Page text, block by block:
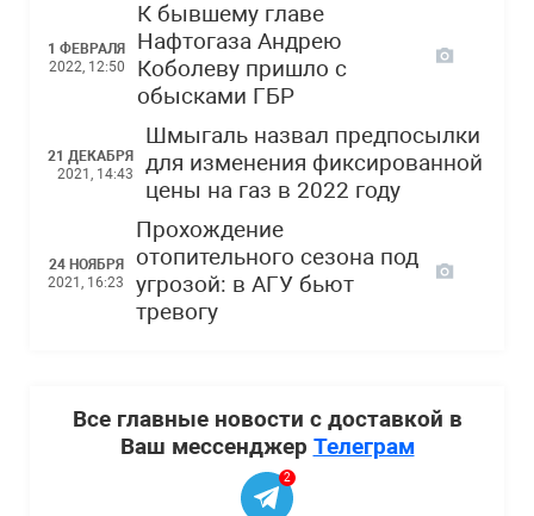
1 ФЕВРАЛЯ
2022, 12:50
К бывшему главе
Нафтогаза Андрею
Коболеву пришло с
обысками ГБР
21 ДЕКАБРЯ
2021, 14:43
Шмыгаль назвал предпосылки
для изменения фиксированной
цены на газ в 2022 году
24 НОЯБРЯ
2021, 16:23
Прохождение
отопительного сезона под
угрозой: в АГУ бьют
тревогу
Все главные новости с доставкой в
Ваш мессенджер Телеграм
2